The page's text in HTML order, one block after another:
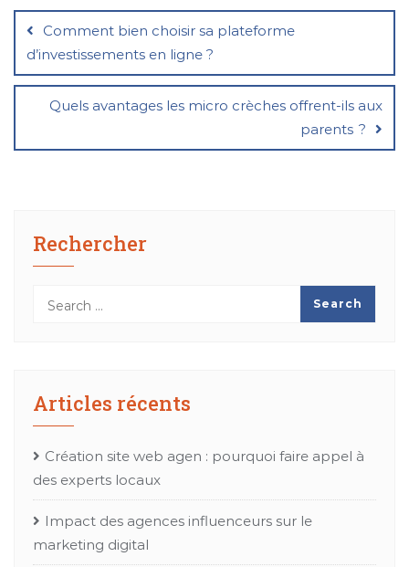
de
l’article
Comment bien choisir sa plateforme
d’investissements en ligne ?
Quels avantages les micro crèches offrent-ils aux
parents ?
Rechercher
Articles récents
Création site web agen : pourquoi faire appel à
des experts locaux
Impact des agences influenceurs sur le
marketing digital